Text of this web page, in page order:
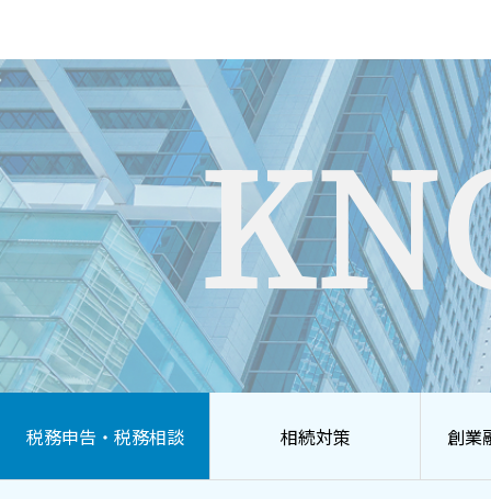
税務申告・税務相談 相続対策 創業